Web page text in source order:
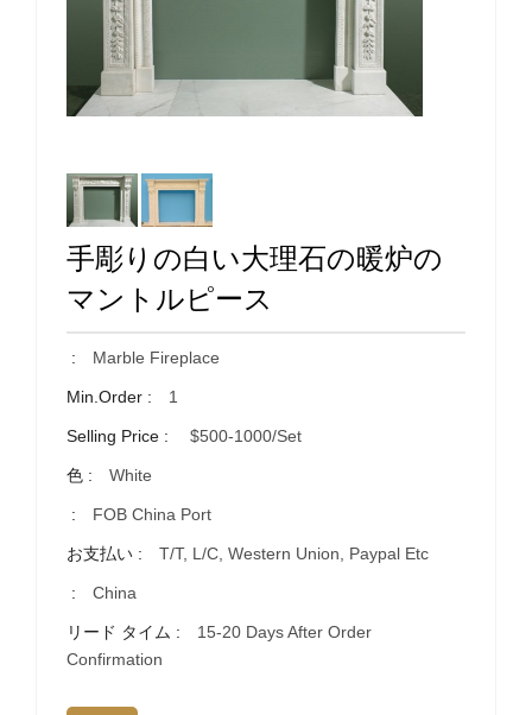
手彫りの白い大理石の暖炉の
マントルピース
: Marble Fireplace
Min.Order : 1
Selling Price : $500-1000/set
色 : White
: FOB China Port
お支払い : T/T, L/C, Western Union, Paypal Etc
: China
リード タイム :
15-20 Days After Order
Confirmation